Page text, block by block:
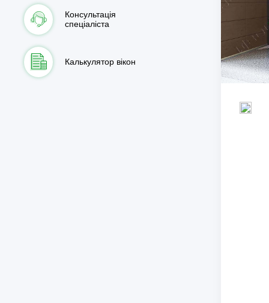
Консультація
спеціаліста
Калькулятор вікон